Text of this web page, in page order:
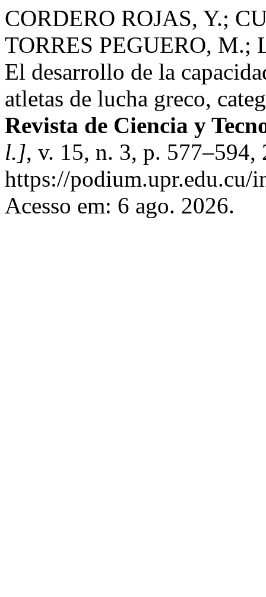
CORDERO ROJAS, Y.;
TORRES PEGUERO,
El desarrollo de la
atletas de lucha greco,
Revista de Ciencia y
l.], v. 15, n. 3, p.
https://
Acesso em: 6 ago. 2026.